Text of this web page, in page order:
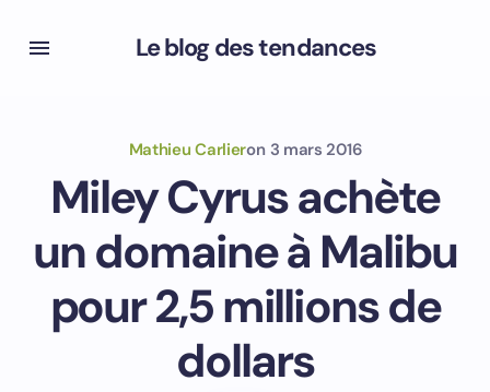
Le blog des tendances
Mathieu Carlieron 3 mars 2016
Miley Cyrus achète
un domaine à Malibu
pour 2,5 millions de
dollars